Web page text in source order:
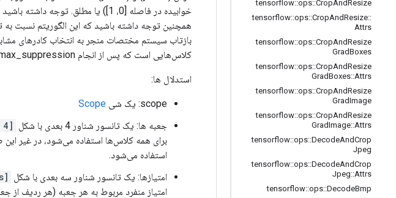
tensorflow::ops::CropAndResize
tensorflow::ops::CropAndResize::
Attrs
tensorflow::ops::CropAndResize
GradBoxes
tensorflow::ops::CropAndResize
GradBoxes::Attrs
tensorflow::ops::CropAndResize
GradImage
tensorflow::ops::CropAndResize
GradImage::Attrs
tensorflow::ops::DecodeAndCrop
Jpeg
tensorflow::ops::DecodeAndCrop
Jpeg::Attrs
tensorflow::ops::DecodeBmp
خوابیده در فاصله [0، 1]) یا
همچنین توجه داشته باشید که این الگوریتم نسبت
بازتاب سیستم مختصات منجر به انتخاب کادرهای
کلاس‌هایی است که پس از انجام non_max_suppression برگردانده می‌شوند.
استدلال ها:
scope: یک شی
Scope
جعبه ها: یک تانسور شناور 4 بعدی با شکل
[batch_size, num_boxes, q, 4]
برای همه کلاس‌ها استفاده می‌شود، در غیر این
استفاده می‌شود.
امتیازها: یک تانسور شناور سه بعدی با شکل [batch_size, num_boxes, num_classes]
امتیاز منفرد مربوط به هر جعبه (هر ردیف از